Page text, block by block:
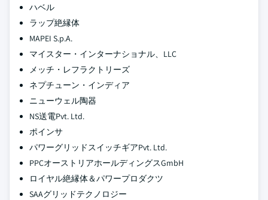
ハベル
ラップ絶縁体
MAPEI S.p.A.
マイスター・インターナショナル、LLC
メッチ・レフラクトリーズ
ネプチューン・インディア
ニューウェル陶器
NS送電Pvt. Ltd.
ポインサ
パワーグリッドスイッチギアPvt. Ltd.
PPCオーストリアホールディングスGmbH
ロイヤル絶縁体＆パワープロダクツ
SAAグリッドテクノロジー